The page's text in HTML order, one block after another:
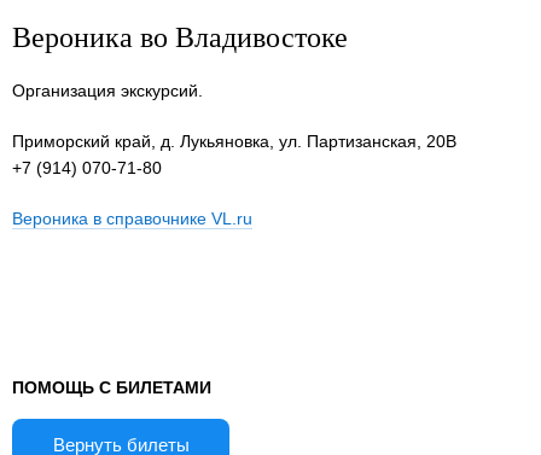
Вероника во Владивостоке
Организация экскурсий.
Приморский край, д. Лукьяновка, ул. Партизанская, 20В
+7 (914) 070-71-80
Вероника в справочнике VL.ru
ПОМОЩЬ С БИЛЕТАМИ
Вернуть билеты